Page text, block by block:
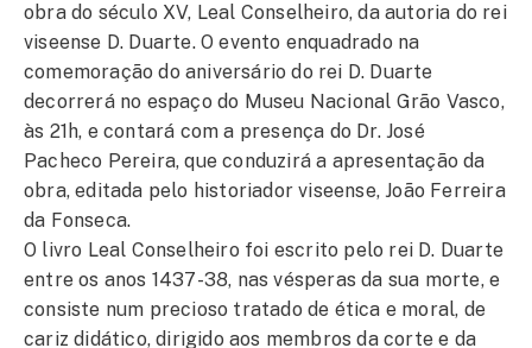
obra do século XV, Leal Conselheiro, da autoria do rei
viseense D. Duarte. O evento enquadrado na
comemoração do aniversário do rei D. Duarte
decorrerá no espaço do Museu Nacional Grão Vasco,
às 21h, e contará com a presença do Dr. José
Pacheco Pereira, que conduzirá a apresentação da
obra, editada pelo historiador viseense, João Ferreira
da Fonseca.
O livro Leal Conselheiro foi escrito pelo rei D. Duarte
entre os anos 1437-38, nas vésperas da sua morte, e
consiste num precioso tratado de ética e moral, de
cariz didático, dirigido aos membros da corte e da